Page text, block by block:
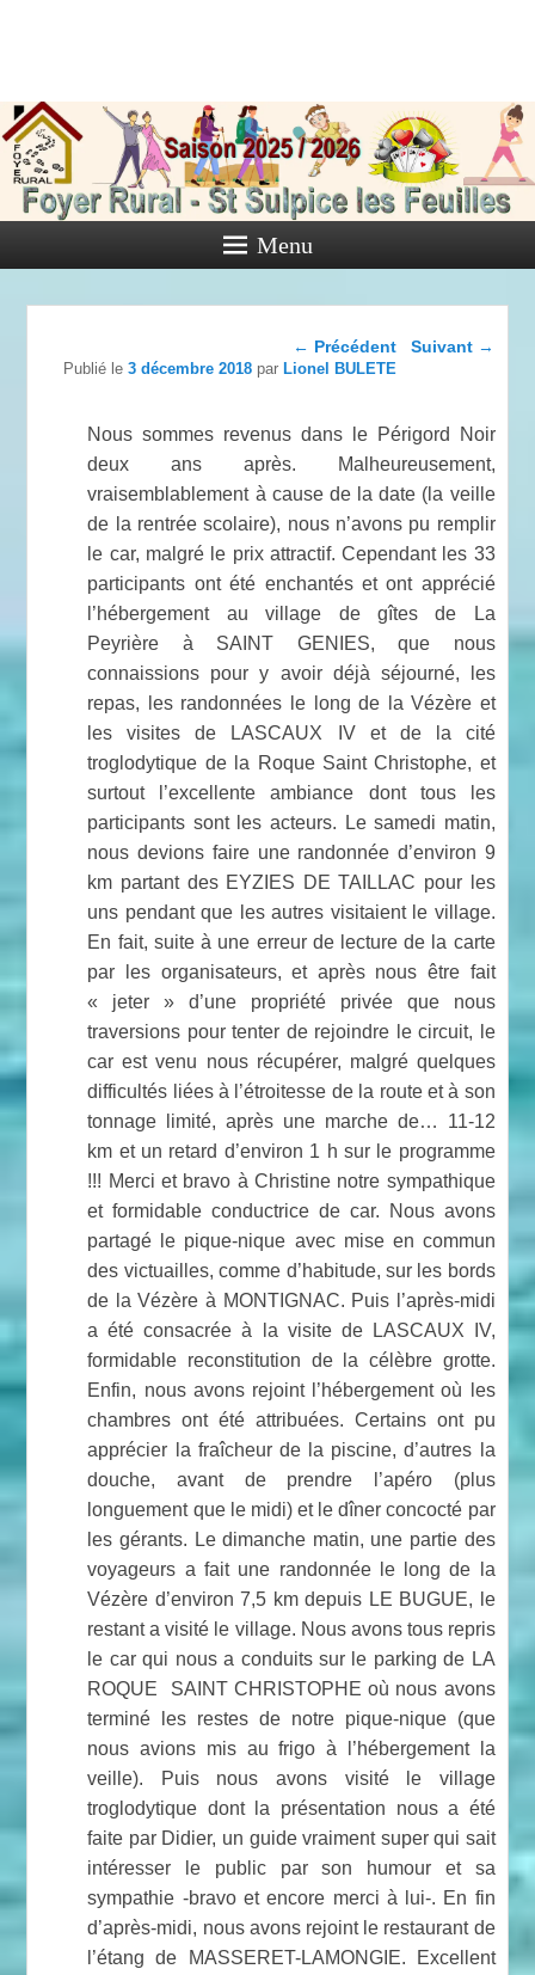
de Saint
Sulpice les
Feuilles
Activités diverses de l'Association
Menu
Navigation dans les
← Précédent Suivant →
Publié le3 décembre 2018 parLionel BULETE
Nous sommes revenus dans le Périgord Noir
deux ans après. Malheureusement,
vraisemblablement à cause de la date (la veille
de la rentrée scolaire), nous n’avons pu remplir
le car, malgré le prix attractif. Cependant les 33
participants ont été enchantés et ont apprécié
l’hébergement au village de gîtes de La
Peyrière à SAINT GENIES, que nous
connaissions pour y avoir déjà séjourné, les
repas, les randonnées le long de la Vézère et
les visites de LASCAUX IV et de la cité
troglodytique de la Roque Saint Christophe, et
surtout l’excellente ambiance dont tous les
participants sont les acteurs. Le samedi matin,
nous devions faire une randonnée d’environ 9
km partant des EYZIES DE TAILLAC pour les
uns pendant que les autres visitaient le village.
En fait, suite à une erreur de lecture de la carte
par les organisateurs, et après nous être fait
« jeter » d’une propriété privée que nous
traversions pour tenter de rejoindre le circuit, le
car est venu nous récupérer, malgré quelques
difficultés liées à l’étroitesse de la route et à son
tonnage limité, après une marche de… 11-12
km et un retard d’environ 1 h sur le programme
!!! Merci et bravo à Christine notre sympathique
et formidable conductrice de car. Nous avons
partagé le pique-nique avec mise en commun
des victuailles, comme d’habitude, sur les bords
de la Vézère à MONTIGNAC. Puis l’après-midi
a été consacrée à la visite de LASCAUX IV,
formidable reconstitution de la célèbre grotte.
Enfin, nous avons rejoint l’hébergement où les
chambres ont été attribuées. Certains ont pu
apprécier la fraîcheur de la piscine, d’autres la
douche, avant de prendre l’apéro (plus
longuement que le midi) et le dîner concocté par
les gérants. Le dimanche matin, une partie des
voyageurs a fait une randonnée le long de la
Vézère d’environ 7,5 km depuis LE BUGUE, le
restant a visité le village. Nous avons tous repris
le car qui nous a conduits sur le parking de LA
ROQUE SAINT CHRISTOPHE où nous avons
terminé les restes de notre pique-nique (que
nous avions mis au frigo à l’hébergement la
veille). Puis nous avons visité le village
troglodytique dont la présentation nous a été
faite par Didier, un guide vraiment super qui sait
intéresser le public par son humour et sa
sympathie -bravo et encore merci à lui-. En fin
d’après-midi, nous avons rejoint le restaurant de
l’étang de MASSERET-LAMONGIE. Excellent